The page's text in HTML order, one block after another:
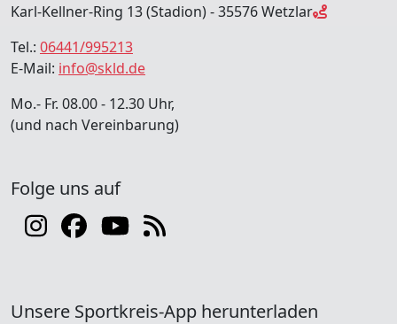
Karl-Kellner-Ring 13 (Stadion) - 35576 Wetzlar
Tel.: 06441/995213
E-Mail: info@skld.de
Mo.- Fr. 08.00 - 12.30 Uhr,
(und nach Vereinbarung)
Folge uns auf
Unsere Sportkreis-App herunterladen